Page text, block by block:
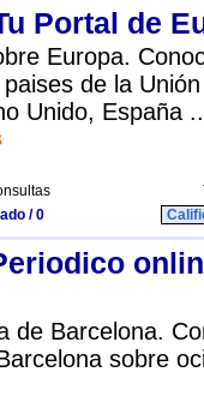
Portal de
Europa.
de la
Unido, España
/ 0
de Barcelona.
sobre